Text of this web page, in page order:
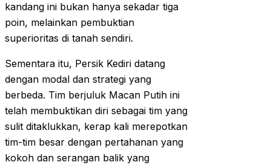
kandang ini bukan hanya sekadar tiga
poin, melainkan pembuktian
superioritas di tanah sendiri.
Sementara itu, Persik Kediri datang
dengan modal dan strategi yang
berbeda. Tim berjuluk Macan Putih ini
telah membuktikan diri sebagai tim yang
sulit ditaklukkan, kerap kali merepotkan
tim-tim besar dengan pertahanan yang
kokoh dan serangan balik yang